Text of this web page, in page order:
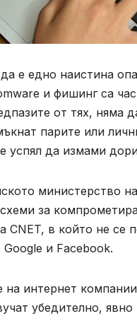
е едно наистина
и фишинг са
от тях, няма
парите или
успял да измами
министерство
за
CNET, в който не се
Google и Facebook.
интернет
убедително,